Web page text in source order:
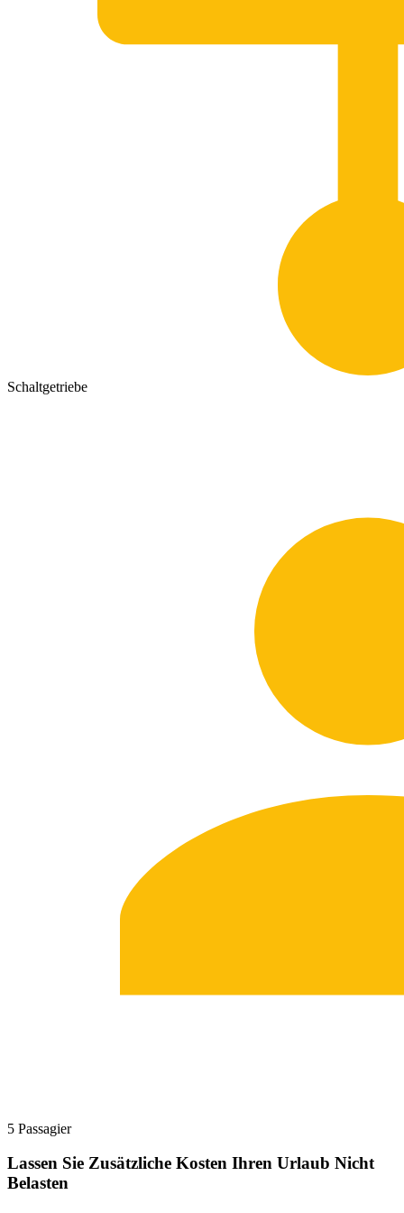
Schaltgetriebe
5 Passagier
Lassen Sie Zusätzliche Kosten Ihren Urlaub Nicht
Belasten